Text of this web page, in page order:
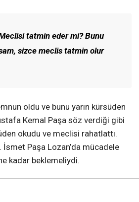
tatmin eder mi? Bunu
sizce meclis tatmin olur
oldu ve bunu yarın kürsüden
Kemal Paşa söz verdiği gibi
okudu ve meclisi rahatlattı.
İsmet Paşa Lozan’da mücadele
kadar beklemeliydi.